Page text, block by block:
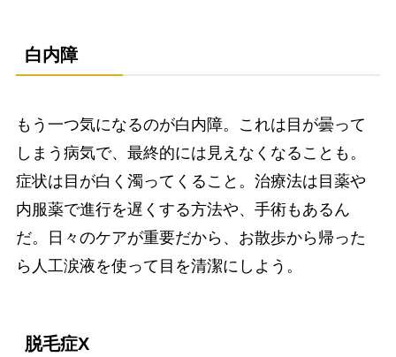
白内障
もう一つ気になるのが白内障。これは目が曇って
しまう病気で、最終的には見えなくなることも。
症状は目が白く濁ってくること。治療法は目薬や
内服薬で進行を遅くする方法や、手術もあるん
だ。日々のケアが重要だから、お散歩から帰った
ら人工涙液を使って目を清潔にしよう。
脱毛症X